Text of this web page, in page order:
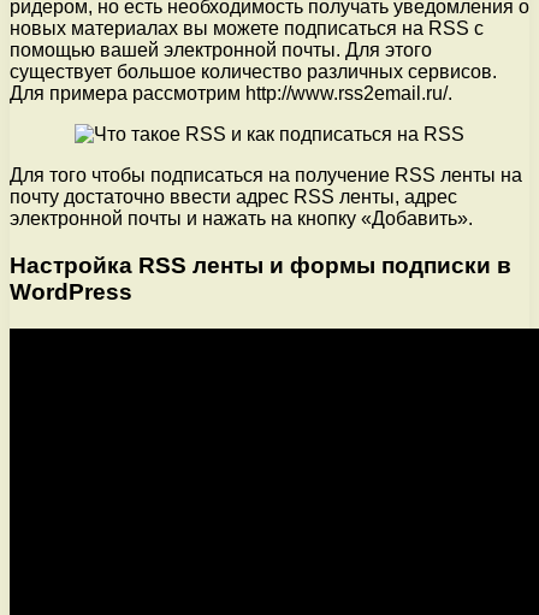
ридером, но есть необходимость получать уведомления о
новых материалах вы можете подписаться на RSS с
помощью вашей электронной почты. Для этого
существует большое количество различных сервисов.
Для примера рассмотрим http://www.rss2email.ru/.
Для того чтобы подписаться на получение RSS ленты на
почту достаточно ввести адрес RSS ленты, адрес
электронной почты и нажать на кнопку «Добавить».
Настройка RSS ленты и формы подписки в
WordPress